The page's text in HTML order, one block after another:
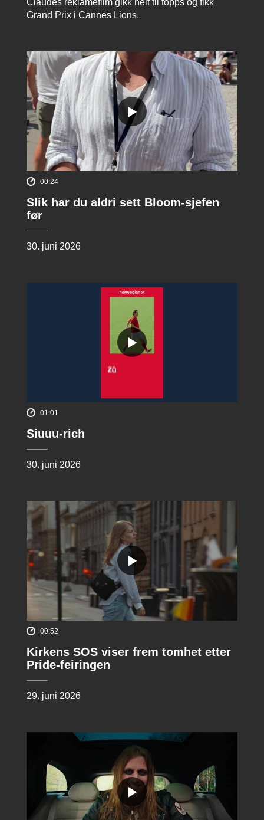
Claudes reklamefilm gikk helt til topps og fikk
Grand Prix i Cannes Lions.
00:24
Slik har du aldri sett Bloom-sjefen
før
30. juni 2026
01:01
Siuuu-rich
30. juni 2026
00:52
Kirkens SOS viser frem tomhet etter
Pride-feiringen
29. juni 2026